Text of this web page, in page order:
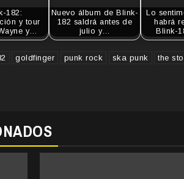
182:
y tour
y…
Nuevo álbum de Blink-
182 saldrá antes de
julio y…
Lo
habrá
Blink-
goldfinger punk rock ska punk the